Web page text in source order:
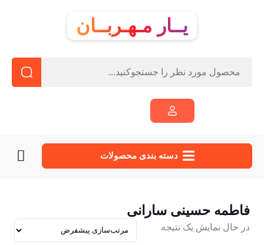
یــار مـهـربــان
دسته‌ بندی محصولات
فاطمه حسینی سارانی
در حال نمایش یک نتیجه